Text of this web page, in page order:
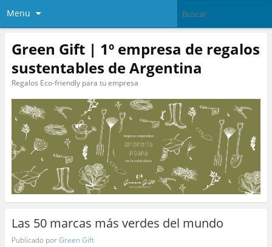
Menu
Green Gift | 1º empresa de regalos
sustentables de Argentina
Regalos Eco-friendly para tu empresa
Las 50 marcas más verdes del mundo
Publicado porGreen Gift